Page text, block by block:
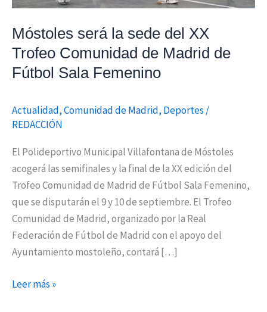
Móstoles será la sede del XX
Trofeo Comunidad de Madrid de
Fútbol Sala Femenino
Actualidad,Comunidad de Madrid, Deportes /
REDACCIÓN
El Polideportivo Municipal Villafontana de Móstoles
acogerá las semifinales y la final de la XX edición del
Trofeo Comunidad de Madrid de Fútbol Sala Femenino,
que se disputarán el 9 y 10 de septiembre. El Trofeo
Comunidad de Madrid, organizado por la Real
Federación de Fútbol de Madrid con el apoyo del
Ayuntamiento mostoleño, contará […]
Madrid
de
Fútbol
Sala
Leer más »